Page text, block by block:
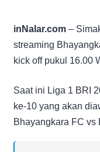
inNalar.com –
streaming
kick off pukul 16.00
Saat ini Liga 1 BRI
ke-10 yang akan
Bhayangkara FC vs